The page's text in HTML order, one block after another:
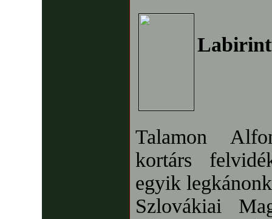
Talamon
kortárs
egyik
Szlovákiai